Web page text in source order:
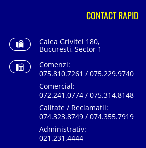
CONTACT RAPID
Calea Grivitei 180,
Bucuresti, Sector 1
Comenzi:
075.810.7261 / 075.229.9740
Comercial:
072.241.0774 / 075.314.8148
Calitate / Reclamatii:
074.323.8749 / 074.355.7919
Administrativ:
021.231.4444